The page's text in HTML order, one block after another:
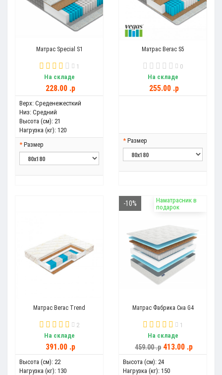
Матрас Special S1
1
На складе
228.00 .p
Верх: Среденежесткий
Низ: Средний
Высота (см): 21
Нагрузка (кг): 120
Размер
Матрас Вегас S5
0
На складе
255.00 .p
Размер
Матрас Вегас Trend
2
На складе
391.00 .p
Высота (см): 22
Нагрузка (кг): 130
Наматрасник в
подарок
-10%
Матрас Фабрика Сна G4
1
На складе
459.00 .p 413.00 .p
Высота (см): 24
Нагрузка (кг): 150